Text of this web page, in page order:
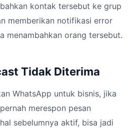
kontak tersebut ke grup
memberikan notifikasi error
menambahkan orang tersebut.
Tidak Diterima
WhatsApp untuk bisnis, jika
merespon pesan
sebelumnya aktif, bisa jadi